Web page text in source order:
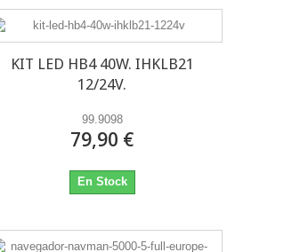
KIT LED HB4 40W. IHKLB21
12/24V.
99.9098
79,90 €
En Stock